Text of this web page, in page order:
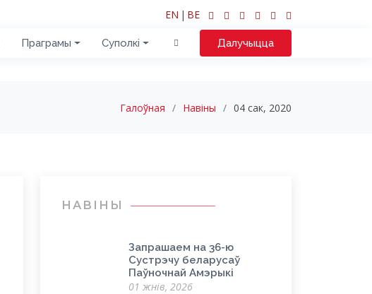
EN | BE
Праграмы Суполкі Далучыцца
Галоўная Навіны 04 сак, 2020
НАВІНЫ
Запрашаем на 36-ю
Сустрэчу беларусаў
Паўночнай Амэрыкі
01 жнів, 2026